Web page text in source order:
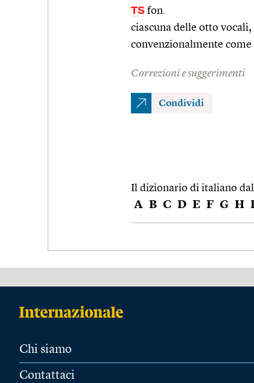
TS fon.
ciascuna delle otto
convenzionalmente
Correzioni e suggerimenti
Condividi
Il dizionario di italiano
A B C D E F G H
Chi siamo
Contattaci